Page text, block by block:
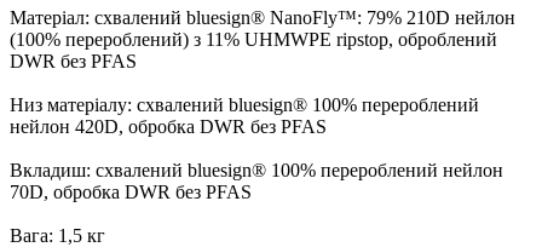
Матеріал: схвалений bluesign® NanoFly™: 79% 210D нейлон
(100% перероблений) з 11% UHMWPE ripstop, оброблений
DWR без PFAS
Низ матеріалу: схвалений bluesign® 100% перероблений
нейлон 420D, обробка DWR без PFAS
Вкладиш: схвалений bluesign® 100% перероблений нейлон
70D, обробка DWR без PFAS
Вага: 1,5 кг